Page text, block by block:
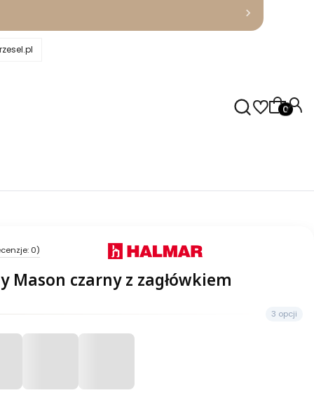
0)
Mason czarny z zagłówkiem
3 opcji